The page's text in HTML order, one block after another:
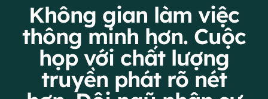
Không gian làm việc
thông minh hơn. Cuộc
họp với chất lượng
truyền phát rõ nét